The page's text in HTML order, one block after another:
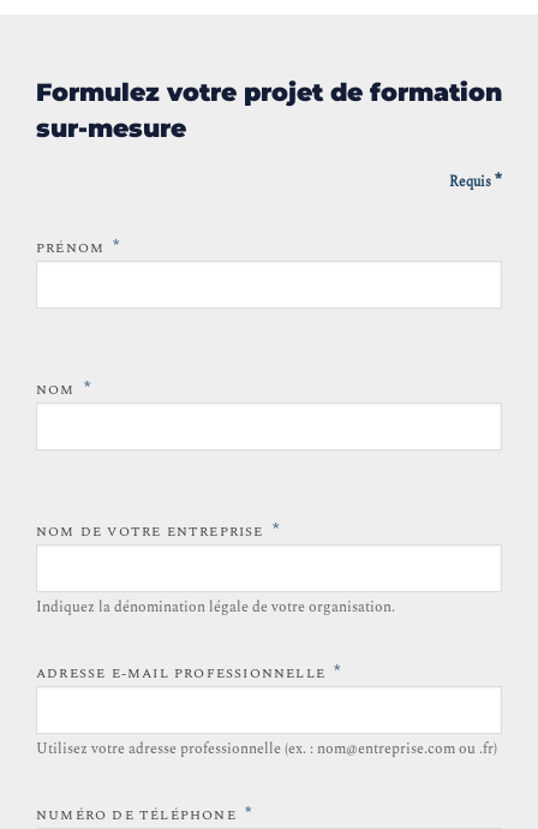
Formulez votre projet de formation
sur-mesure
Requis*
PRÉNOM *
NOM *
NOM DE VOTRE ENTREPRISE *
Indiquez la dénomination légale de votre organisation.
ADRESSE E-MAIL PROFESSIONNELLE *
Utilisez votre adresse professionnelle (ex. : nom@entreprise.com ou .fr)
NUMÉRO DE TÉLÉPHONE *